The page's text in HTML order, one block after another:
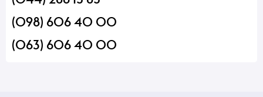
(098) 606 40 00
(063) 606 40 00